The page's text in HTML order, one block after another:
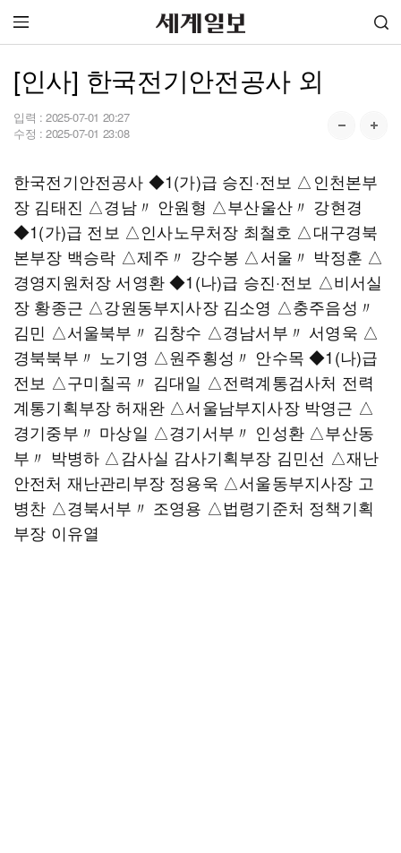
[인사] 한국전기안전공사 외
입력 : 2025-07-01 20:27
수정 : 2025-07-01 23:08
한국전기안전공사 ◆1(가)급 승진·전보 △인천본부
장 김태진 △경남〃 안원형 △부산울산〃 강현경
◆1(가)급 전보 △인사노무처장 최철호 △대구경북
본부장 백승락 △제주〃 강수봉 △서울〃 박정훈 △
경영지원처장 서영환 ◆1(나)급 승진·전보 △비서실
장 황종근 △강원동부지사장 김소영 △충주음성〃
김민 △서울북부〃 김창수 △경남서부〃 서영욱 △
경북북부〃 노기영 △원주횡성〃 안수목 ◆1(나)급
전보 △구미칠곡〃 김대일 △전력계통검사처 전력
계통기획부장 허재완 △서울남부지사장 박영근 △
경기중부〃 마상일 △경기서부〃 인성환 △부산동
부〃 박병하 △감사실 감사기획부장 김민선 △재난
안전처 재난관리부장 정용욱 △서울동부지사장 고
병찬 △경북서부〃 조영용 △법령기준처 정책기획
부장 이유열